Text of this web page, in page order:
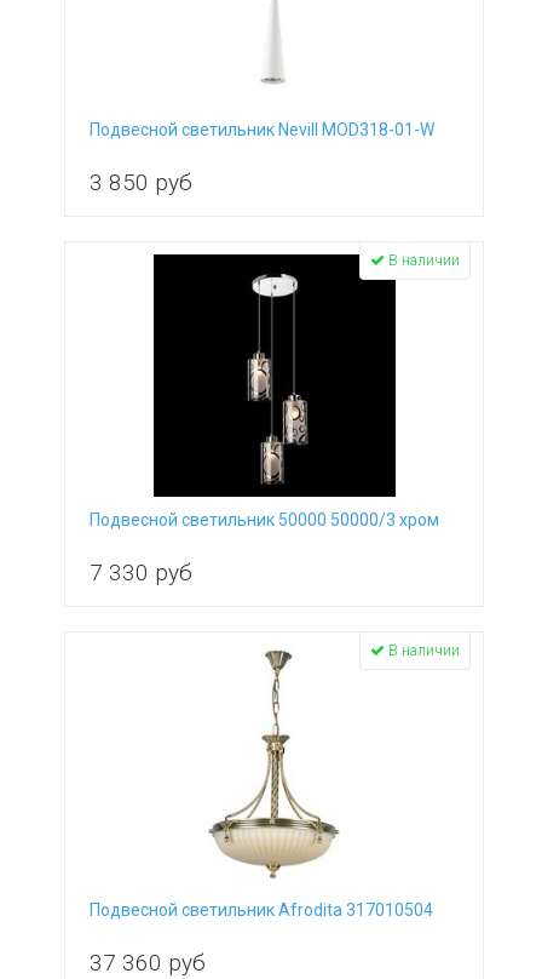
Подвесной светильник Nevill MOD318-01-W
3 850 руб
Подвесной светильник 50000 50000/3 хром
7 330 руб
В наличии
Подвесной светильник Afrodita 317010504
37 360 руб
В наличии